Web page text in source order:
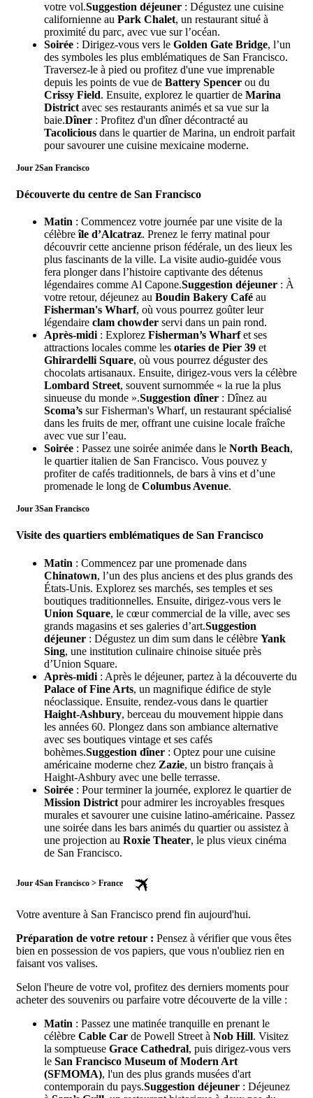
votre vol.Suggestion déjeuner : Dégustez une cuisine
californienne au Park Chalet, un restaurant situé à
proximité du parc, avec vue sur l’océan.
Soirée : Dirigez-vous vers le Golden Gate Bridge, l’un
des symboles les plus emblématiques de San Francisco.
Traversez-le à pied ou profitez d'une vue imprenable
depuis les points de vue de Battery Spencer ou du
Crissy Field. Ensuite, explorez le quartier de Marina
District avec ses restaurants animés et sa vue sur la
baie.Dîner : Profitez d'un dîner décontracté au
Tacolicious dans le quartier de Marina, un endroit parfait
pour savourer une cuisine mexicaine moderne.
Jour 2San Francisco
Découverte du centre de San Francisco
Matin : Commencez votre journée par une visite de la
célèbreîle d’Alcatraz. Prenez le ferry matinal pour
découvrir cette ancienne prison fédérale, un des lieux les
plus fascinants de la ville. La visite audio-guidée vous
fera plonger dans l’histoire captivante des détenus
légendaires comme Al Capone.Suggestion déjeuner : À
votre retour, déjeunez au Boudin Bakery Café au
Fisherman's Wharf, où vous pourrez goûter leur
légendaire clam chowder servi dans un pain rond.
Après-midi : Explorez Fisherman’s Wharfet ses
attractions locales comme les otaries de Pier 39 et
Ghirardelli Square, où vous pourrez déguster des
chocolats artisanaux. Ensuite, dirigez-vous vers la célèbre
Lombard Street, souvent surnommée « la rue la plus
sinueuse du monde ».Suggestion dîner : Dînez au
Scoma’s sur Fisherman's Wharf, un restaurant spécialisé
dans les fruits de mer, offrant une cuisine locale fraîche
avec vue sur l’eau.
Soirée : Passez une soirée animée dans le North Beach,
le quartier italien de San Francisco. Vous pouvez y
profiter de cafés traditionnels, de bars à vins et d’une
promenade le long de Columbus Avenue.
Jour 3San Francisco
Visite des quartiers emblématiques de San Francisco
Matin : Commencez par une promenade dans
Chinatown, l’un des plus anciens et des plus grands des
États-Unis. Explorez ses marchés, ses temples et ses
boutiques traditionnelles. Ensuite, dirigez-vous vers le
Union Square, le cœur commercial de la ville, avec ses
grands magasins et ses galeries d’art.Suggestion
déjeuner : Dégustez un dim sum dans le célèbre Yank
Sing, une institution culinaire chinoise située près
d’Union Square.
Après-midi : Après le déjeuner, partez à la découverte du
Palace of Fine Arts, un magnifique édifice de style
néoclassique. Ensuite, rendez-vous dans le quartier
Haight-Ashbury, berceau du mouvement hippie dans
les années 60. Plongez dans son ambiance alternative
avec ses boutiques vintage et ses cafés
bohèmes.Suggestion dîner : Optez pour une cuisine
américaine moderne chez Zazie, un bistro français à
Haight-Ashbury avec une belle terrasse.
Soirée : Pour terminer la journée, explorez le quartier de
Mission District pour admirer les incroyables fresques
murales et savourer une cuisine latino-américaine. Passez
une soirée dans les bars animés du quartier ou assistez à
une projection au Roxie Theater, le plus vieux cinéma
de San Francisco.
Jour 4San Francisco > France
Votre aventure à San Francisco prend fin aujourd'hui.
Préparation de votre retour : Pensez à vérifier que vous êtes
bien en possession de vos papiers, que vous n'oubliez rien en
faisant vos valises.
Selon l'heure de votre vol, profitez des derniers moments pour
acheter des souvenirs ou parfaire votre découverte de la ville :
Matin : Passez une matinée tranquille en prenant le
célèbre Cable Car de Powell Street à Nob Hill. Visitez
la somptueuse Grace Cathedral, puis dirigez-vous vers
le San Francisco Museum of Modern Art
(SFMOMA), l'un des plus grands musées d'art
contemporain du pays.Suggestion déjeuner : Déjeunez